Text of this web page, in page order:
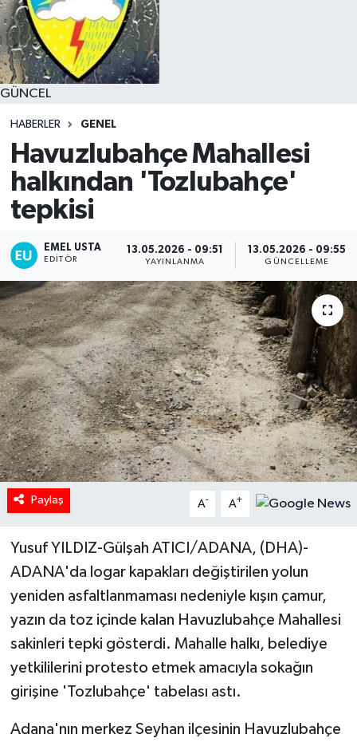
GÜNCEL
HABERLER GENEL
Havuzlubahçe Mahallesi
halkından 'Tozlubahçe'
tepkisi
EMEL USTA
EDITÖR
13.05.2026 - 09:51
YAYINLANMA
13.05.2026 - 09:55
GÜNCELLEME
Paylaş A- A+
Yusuf YILDIZ-Gülşah ATICI/ADANA, (DHA)-
ADANA'da logar kapakları değiştirilen yolun
yeniden asfaltlanmaması nedeniyle kışın çamur,
yazın da toz içinde kalan Havuzlubahçe Mahallesi
sakinleri tepki gösterdi. Mahalle halkı, belediye
yetkililerini protesto etmek amacıyla sokağın
girişine 'Tozlubahçe' tabelası astı.
Adana'nın merkez Seyhan ilçesinin Havuzlubahçe